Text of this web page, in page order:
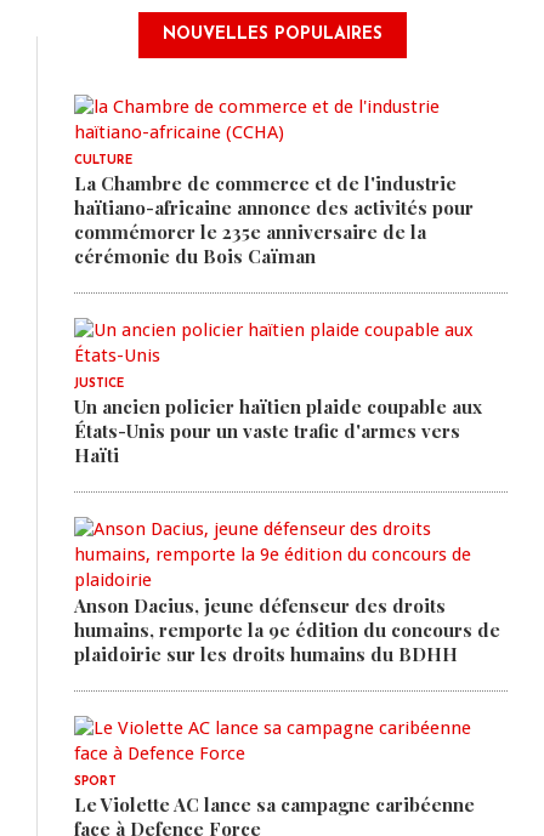
NOUVELLES POPULAIRES
CULTURE
La Chambre de commerce et de l'industrie
haïtiano-africaine annonce des activités pour
commémorer le 235e anniversaire de la
cérémonie du Bois Caïman
JUSTICE
Un ancien policier haïtien plaide coupable aux
États-Unis pour un vaste trafic d'armes vers
Haïti
Anson Dacius, jeune défenseur des droits
humains, remporte la 9e édition du concours de
plaidoirie sur les droits humains du BDHH
SPORT
Le Violette AC lance sa campagne caribéenne
face à Defence Force